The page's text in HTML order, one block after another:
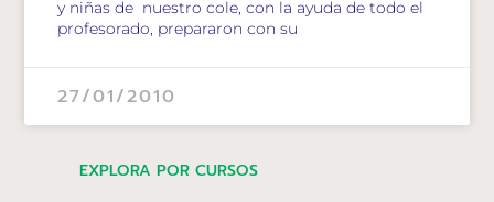
y niñas de nuestro cole, con la ayuda de todo el
profesorado, prepararon con su
27/01/2010
EXPLORA POR CURSOS